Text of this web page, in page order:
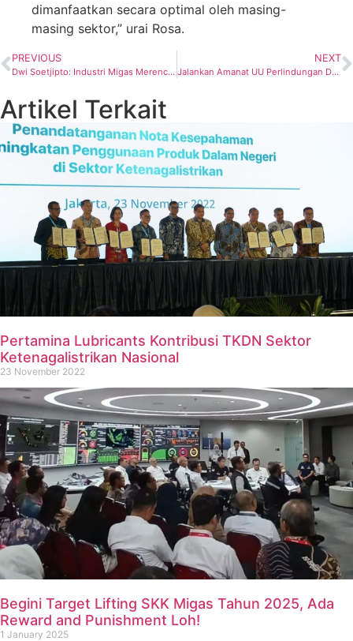
dimanfaatkan secara optimal oleh masing-
masing sektor,” urai Rosa.
PREVIOUS
Dwi Soetjipto: Industri Migas Merencanakan Kegiatan Masif Jadi Peluang Bagi Rantai Suplai
NEXT
Jalankan Amanat UU Perlindungan Data Pribadi, PLN Amankan Data Pelanggan dengan Sistem Terenkripsi
Artikel Terkait
Pertamina Lubricants Kontribusi TKDN Sektor
Ketenagalistrikan Nasional
23 November 2022
Begini Target Lifting SKK Migas Tahun 2025, Ada
Reward and Punishment Loh!
1 January 2025